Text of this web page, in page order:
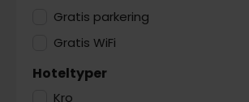
Gratis parkering
Gratis WiFi
Hoteltyper
Kro